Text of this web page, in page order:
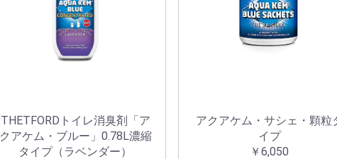
THETFORDトイレ消臭剤「ア
クアケム・ブルー」0.78L濃縮
タイプ（ラベンダー）
アクアケム・サシェ・顆粒
イプ
￥6,050